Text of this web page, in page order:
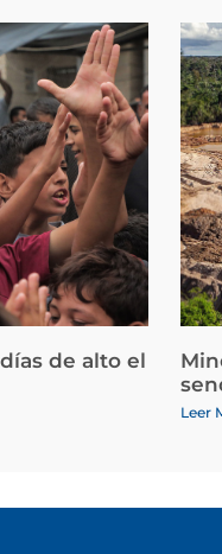
de alto el
Leer